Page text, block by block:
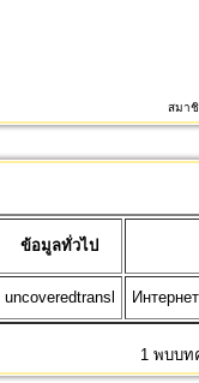
สมาชิ
ข้อมูลทั่วไป
uncoveredtransl
1 พบบท